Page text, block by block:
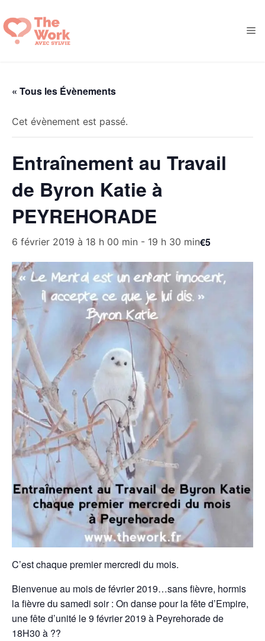
au
contenu
« Tous les Évènements
Cet évènement est passé.
Entraînement au Travail
de Byron Katie à
PEYREHORADE
6 février 2019 à 18 h 00 min - 19 h 30 min€5
C’est chaque premier mercredi du mois.
Bienvenue au mois de février 2019…sans fièvre, hormis
la fièvre du samedi soir : On danse pour la fête d’Empire,
une fête d’unité le 9 février 2019 à Peyrehorade de
18H30 à ??